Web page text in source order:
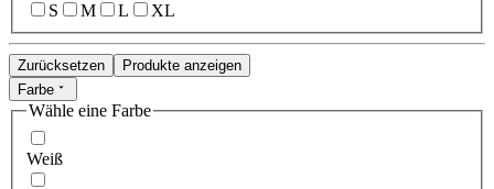
S
M L XL
Zurücksetzen
Produkte anzeigen
Farbe
Wähle eine Farbe
Weiß